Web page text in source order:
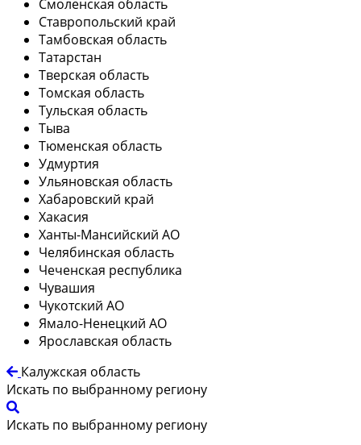
Смоленская область
Ставропольский край
Тамбовская область
Татарстан
Тверская область
Томская область
Тульская область
Тыва
Тюменская область
Удмуртия
Ульяновская область
Хабаровский край
Хакасия
Ханты-Мансийский АО
Челябинская область
Чеченская республика
Чувашия
Чукотский АО
Ямало-Ненецкий АО
Ярославская область
Калужская область
Искать по выбранному региону
Искать по выбранному региону